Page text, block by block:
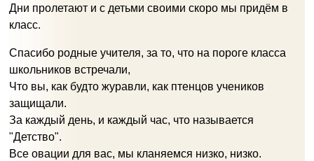
Дни пролетают и с детьми своими скоро мы придём в
класс.
Спасибо родные учителя, за то, что на пороге класса
школьников встречали,
Что вы, как будто журавли, как птенцов учеников
защищали.
За каждый день, и каждый час, что называется
"Детство".
Все овации для вас, мы кланяемся низко, низко.